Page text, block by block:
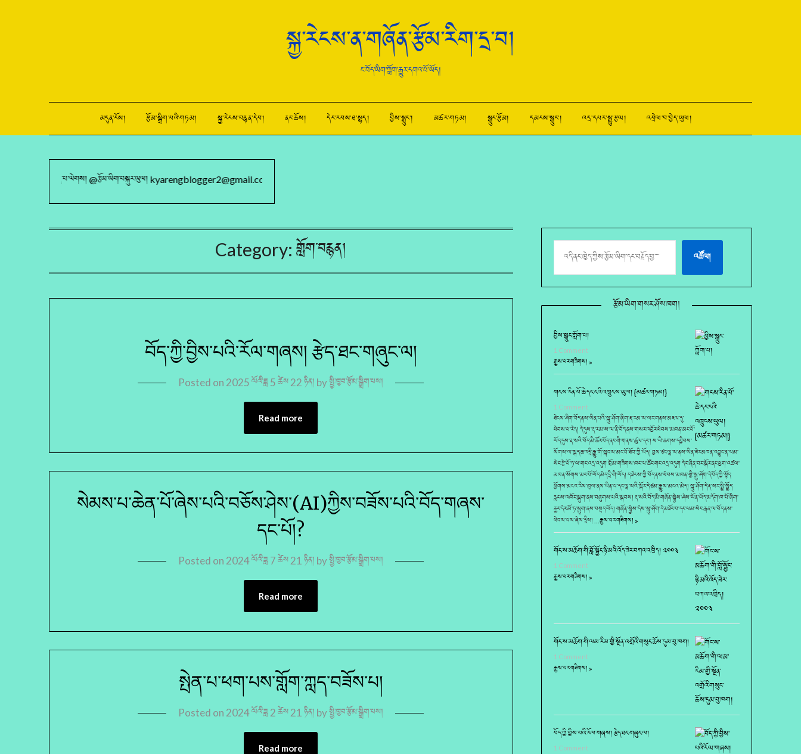
སྐྱ་རེངས་ན་གཞོན་རྩོམ་རིག་དྲ་བ།
ང་བོད་ཡིག་ཀློག་རྒྱུར་དགའ་པོ་ཡོད།
མདུན་ངོས། རྩོམ་སྒྲིག་པའི་གཏམ། སྐྱ་རེངས་བརྙན་དེབ། ནང་ཆོས། དེང་རབས་ཐ་སྙད། བྱིས་སྒྲུང་། མཚར་གཏམ། སྒྲུང་རྩོམ། དམངས་སྒྲུང་། འདྲ་དཔར་སྒྱུ་རྩལ། འབྲེལ་བ་བྱེད་ཡུལ།
འབྱོན་པ་ལེགས། @རྩོམ་ཡིག་བསྐུར་ཡུལ། kyarengblogger2@gmail.com
Category:གློག་བརྙན།
བོད་ཀྱི་བྱིས་པའི་རོལ་གཞས། རྩེད་ཐང་གཞུང་ལ།
Posted on 2025 ལོའི་ཟླ 5 ཚེས 22 ཉིན། byསྤྱི་ཁྱབ་རྩོམ་སྒྲིག་པས།
Read more
སེམས་པ་ཆེན་པོ་ཞེས་པའི་བཅོས་ཤེས་(AI)ཀྱིས་བཟོས་པའི་བོད་གཞས་
དང་པོ།?
Posted on2024 ལོའི་ཟླ 7 ཚེས 21 ཉིན། byསྤྱི་ཁྱབ་རྩོམ་སྒྲིག་པས།
Read more
སྤེན་པ་ཕག་པས་གློག་ཀླད་བཟོས་པ།
Posted on 2024 ལོའི་ཟླ 2 ཚེས 21 ཉིན། byསྤྱི་ཁྱབ་རྩོམ་སྒྲིག་པས།
Read more
འཚོལ།
རྩོམ་ཡིག་གསར་ཤོས་ཁག།
བྱིས་སྒྲུང་ཀློག་པ།
1 Comment
རྒྱས་པར་གཟིགས། »
གངས་རིན་པོ་ཆེ་དང་ངའི་འཁྲུངས་ཡུལ། {མཚར་གཏམ།}
1 Comment
ཐེངས་ཤིག་བོད་ནས་ཡིན་པའི་སྐུ་ཤོག་ཞིག་རྡ་རམ་ས་ལར་གནས་མཇལ་དུ་
ཕེབས་པ་རེད། དེ་དུས་རྡ་རམ་ས་ལ་ནི་བོད་ནས་གསར་འབྱོར་ཕེབས་མཁན་མང་པོ་
ཡོད་དུས་རྡ་སའི་བོད་མི་ཚོར་བོད་ནང་གི་གནས་ཚུལ་དང་། ས་ཡི་ཆགས་དབྱིབས་
སོགས་ལ་སྐད་ཆ་འདྲི་རྒྱུ་གོ་སྐབས་མང་པོ་ཐོབ་ཀྱི་ཡོད། བྱས་ཙང་ལྷ་ས་ནས་ཡིན་ཟེར་མཁན་འབྱུང་ན་ལམ་
སེང་རྩེ་པོ་ཏ་ལ་གང་འདྲ་འདུག ཁྲོམ་གཟིགས་ཁང་ལ་ཚོང་གང་འདྲ་འདུག དེ་བཞིན་བར་སྐོར་ནང་ཕྱག་འཚལ་
མཁན་སོགས་མང་པོ་ཡོད་མེད་དྲི་གི་ཡོད། ད་ཐེངས་ཀྱི་བོད་ནས་ཕེབས་མཁན་གྱི་སྐུ་ཤོག་དེ་བོད་ཀྱི་སྟོད་
ཕྱོགས་མངའ་རིས་ཁུལ་ནས་ཡིན་པ་དང་ལྷ་སའི་སྐོར་དེ་ཙམ་རྒྱུས་མངའ་མེད། སྐུ་ཤོག་དེ་རྡ་སར་སྤྱི་སྤྱོད་
རླངས་འཁོར་སྒུག་ནས་བཞུགས་པའི་སྐབས། རྡ་སའི་བོད་མི་གཞོན་སྐྱེས་ཤེས་ཡོན་ཡོད་མདོག་ཁ་པོ་ཞིག་
རྐྱང་དེར་མོ་ཏ་སྒུག་ནས་བསྡད་ཡོད། གཞོན་སྐྱེས་དེས་སྐུ་ཤོག་དེ་མཐོང་བ་དང་ལམ་སེང་རྒན་ལ་བོད་ནས་
ཕེབས་པས་ཞེས་དྲིས། …རྒྱས་པར་གཟིགས། »
གོང་ས་མཆོག་གི་བློ་སྦྱོང་ཉི་མའི་འོད་ཟེར་བཀའ་འཁྲིད། ༢༠༠༣
1 Comment
རྒྱས་པར་གཟིགས། »
གོང་ས་མཆོག་གི་ལམ་རིམ་གྱི་སྔོན་འགྲོའི་གསུང་ཆོས་དུམ་བུ་ཁག།
1 Comment
རྒྱས་པར་གཟིགས། »
བོད་ཀྱི་བྱིས་པའི་རོལ་གཞས། རྩེད་ཐང་གཞུང་ལ།
1 Comment